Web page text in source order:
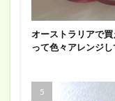
オーストラリアで
って色々アレンジ